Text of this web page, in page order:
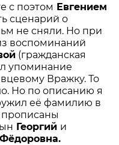
с поэтом Евгением
сценарий о
не сняли. Но при
воспоминаний
(гражданская
упоминание
Вражку. То
Но по описанию я
её фамилию в
прописаны
Георгий и